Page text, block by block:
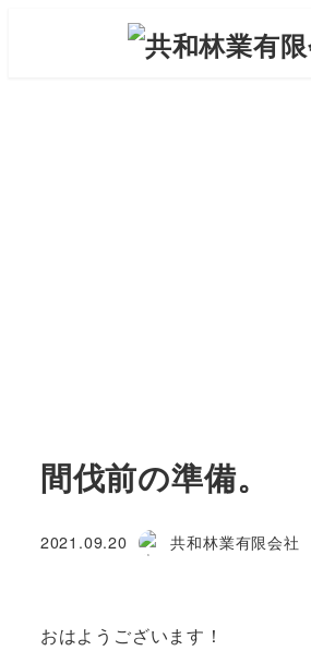
間伐前の準備。
投稿日
2021.09.20
著
共和林業有限会社
おはようございます！